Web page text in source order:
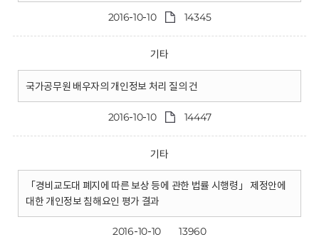
2016-10-10 14345
기타
국가공무원 배우자의 개인정보 처리 질의 건
2016-10-10 14447
기타
「경비교도대 폐지에 따른 보상 등에 관한 법률 시행령」 제정안에
대한 개인정보 침해요인 평가 결과
2016-10-10 13960